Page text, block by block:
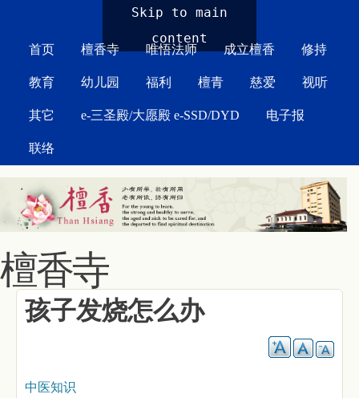
Skip to main
content
首页 檀香寺 唯悟法师 成立檀香 修持
教育 幼儿园 福利 檀青 慈爱 视听
其它 e-三圣殿/大愿殿 e-SSD/DYD 电子报
联络
檀香寺
孩子发烧怎么办
中医知识